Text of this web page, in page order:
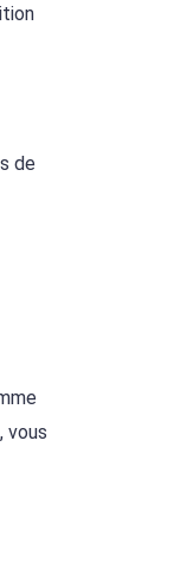
de
vous